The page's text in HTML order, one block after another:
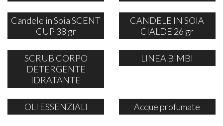
Candele in Soia SCENT
CUP 38 gr
CANDELE IN SOIA
CIALDE 26 gr
SCRUB CORPO
DETERGENTE
IDRATANTE
LINEA BIMBI
OLI ESSENZIALI Acque profumate